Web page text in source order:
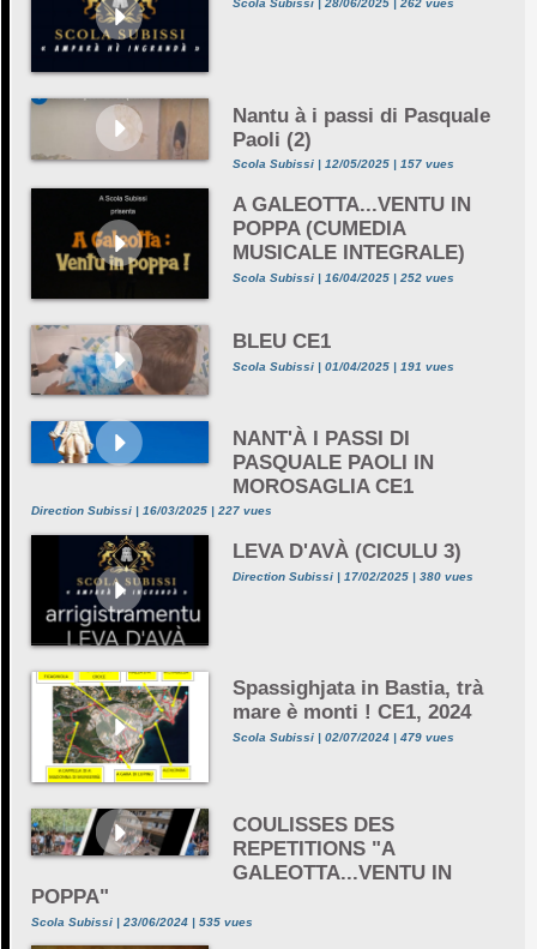
Scola Subissi | 28/06/2025 | 262 vues
Nantu à i passi di Pasquale
Paoli (2)
Scola Subissi | 12/05/2025 | 157 vues
A GALEOTTA...VENTU IN
POPPA (CUMEDIA
MUSICALE INTEGRALE)
Scola Subissi | 16/04/2025 | 252 vues
BLEU CE1
Scola Subissi | 01/04/2025 | 191 vues
NANT'À I PASSI DI
PASQUALE PAOLI IN
MOROSAGLIA CE1
Direction Subissi | 16/03/2025 | 227 vues
LEVA D'AVÀ (CICULU 3)
Direction Subissi | 17/02/2025 | 380 vues
Spassighjata in Bastia, trà
mare è monti ! CE1, 2024
Scola Subissi | 02/07/2024 | 479 vues
COULISSES DES
REPETITIONS "A
GALEOTTA...VENTU IN
POPPA"
Scola Subissi | 23/06/2024 | 535 vues